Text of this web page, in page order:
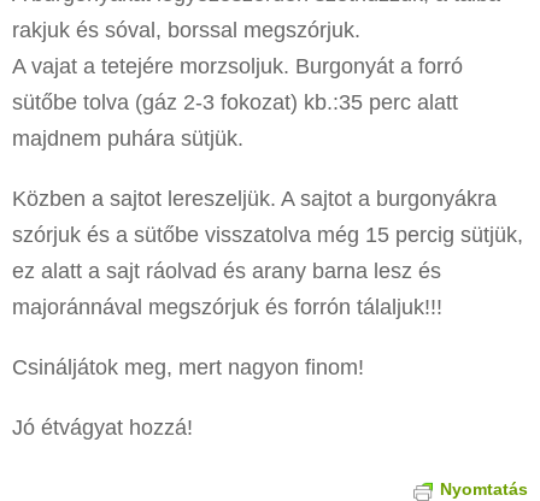
rakjuk és sóval, borssal megszórjuk.
A vajat a tetejére morzsoljuk. Burgonyát a forró
sütőbe tolva (gáz 2-3 fokozat) kb.:35 perc alatt
majdnem puhára sütjük.
Közben a sajtot lereszeljük. A sajtot a burgonyákra
szórjuk és a sütőbe visszatolva még 15 percig sütjük,
ez alatt a sajt ráolvad és arany barna lesz és
majoránnával megszórjuk és forrón tálaljuk!!!
Csináljátok meg, mert nagyon finom!
Jó étvágyat hozzá!
Nyomtatás